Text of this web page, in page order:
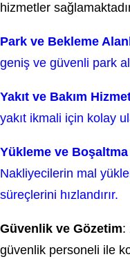
hizmetler
Park ve Bekleme
geniş ve güvenli park
Yakıt ve Bakım
yakıt ikmali için kolay
Yükleme ve Boşaltma
Nakliyecilerin mal
süreçlerini hızlandırır.
Güvenlik ve Gözetim:
güvenlik personeli ile